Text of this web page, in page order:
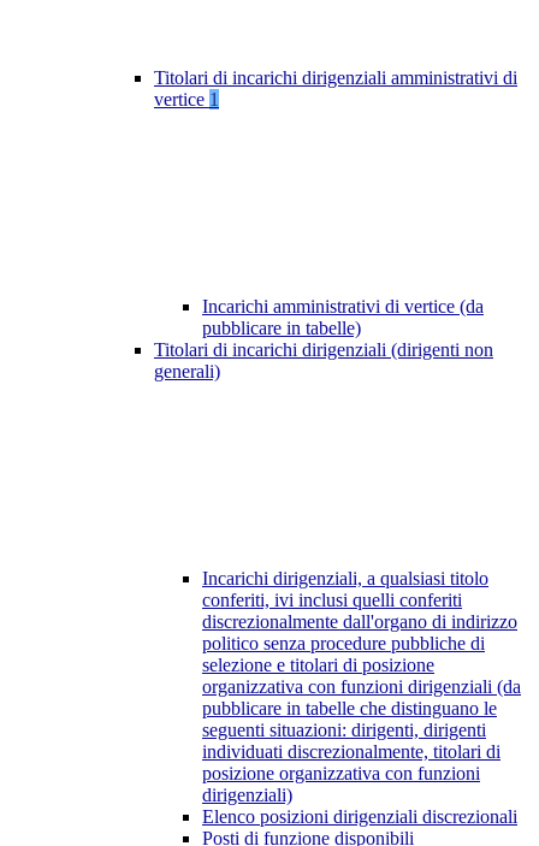
Titolari di incarichi dirigenziali amministrativi di
vertice 1
Incarichi amministrativi di vertice (da
pubblicare in tabelle)
Titolari di incarichi dirigenziali (dirigenti non
generali)
Incarichi dirigenziali, a qualsiasi titolo
conferiti, ivi inclusi quelli conferiti
discrezionalmente dall'organo di indirizzo
politico senza procedure pubbliche di
selezione e titolari di posizione
organizzativa con funzioni dirigenziali (da
pubblicare in tabelle che distinguano le
seguenti situazioni: dirigenti, dirigenti
individuati discrezionalmente, titolari di
posizione organizzativa con funzioni
dirigenziali)
Elenco posizioni dirigenziali discrezionali
Posti di funzione disponibili